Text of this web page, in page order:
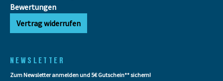
Bewertungen
Vertrag widerrufen
NEWSLETTER
Zum Newsletter anmelden und 5€ Gutschein** sichern!